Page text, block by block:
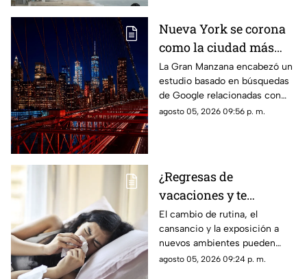
Nueva York se corona
como la ciudad más
romántica de Estados
Unidos
La Gran Manzana encabezó un
estudio basado en búsquedas
de Google relacionadas con
citas, restaurantes, propuestas
agosto 05, 2026 09:56 p. m.
¿Regresas de
vacaciones y te
enfermas? Estas son
las razones
El cambio de rutina, el
cansancio y la exposición a
nuevos ambientes pueden
afectar al organismo justo al
agosto 05, 2026 09:24 p. m.